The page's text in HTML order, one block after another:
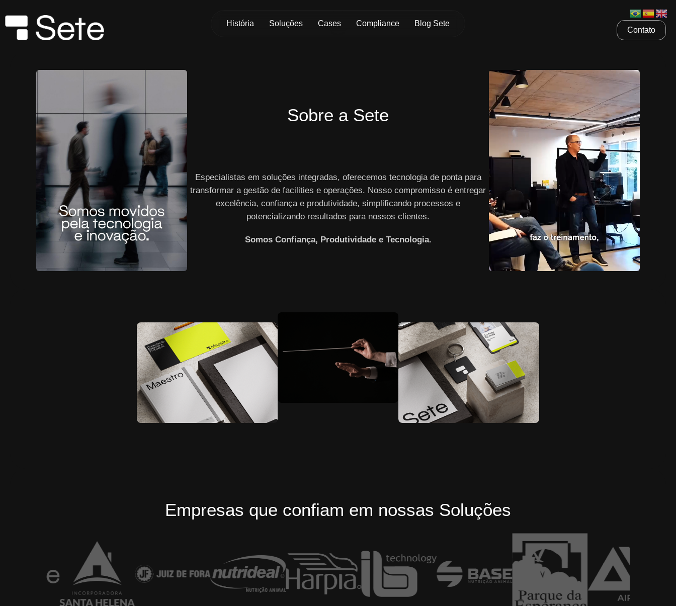
História Soluções Cases Compliance Blog Sete
Contato
Sobre a Sete
Especialistas em soluções integradas, oferecemos tecnologia de ponta para
transformar a gestão de facilities e operações. Nosso compromisso é entregar
excelência, confiança e produtividade, simplificando processos e
potencializando resultados para nossos clientes.
Somos Confiança, Produtividade e Tecnologia.
Empresas que confiam em nossas Soluções